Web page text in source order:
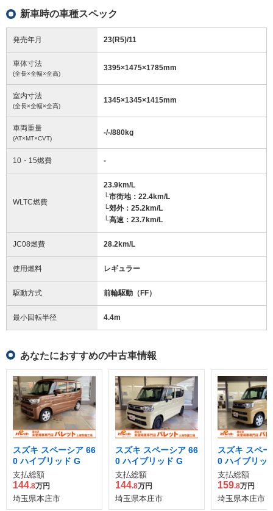
新車時の車種スペック
発売年月 23(R5)/11
車体寸法
(全長×全幅×全高)
3395×1475×1785mm
室内寸法
(全長×全幅×全高)
1345×1345×1415mm
車両重量
(AT×MT×CVT)
-/-/880kg
10・15燃費 -
WLTC燃費
23.9km/L
└市街地：22.4km/L
└郊外：25.2km/L
└高速：23.7km/L
JC08燃費 28.2km/L
使用燃料 レギュラー
駆動方式 前輪駆動（FF）
最小回転半径 4.4m
あなたにおすすめの中古車情報
スズキ スペーシア 66
0 ハイブリッド G
支払総額
144.8万円
埼玉県本庄市
スズキ スペーシア 66
0 ハイブリッド G
支払総額
144.8万円
埼玉県本庄市
スズキ スペ
0 ハイブリッ
支払総額
159.8万円
埼玉県本庄市